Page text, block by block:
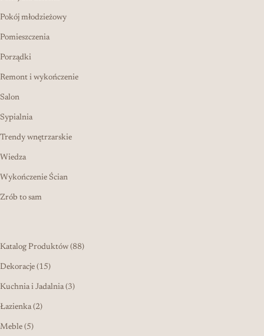
Pokój młodzieżowy
Pomieszczenia
Porządki
Remont i wykończenie
Salon
Sypialnia
Trendy wnętrzarskie
Wiedza
Wykończenie Ścian
Zrób to sam
Katalog Produktów 8888 produktów
Dekoracje 1515 produktów
Kuchnia i Jadalnia 33 produkty
Łazienka 22 produkty
Meble 55 produktów